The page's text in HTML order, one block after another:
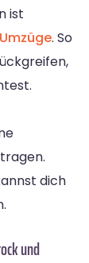
ist
Umzüge. So
dich
und